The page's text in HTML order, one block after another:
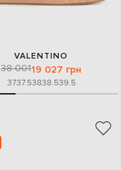
VALENTINO
38 00119 027 грн
3737.53838.539.5